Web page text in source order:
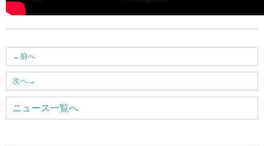
サイトマップ
© Copyright2026 Hokusei Gakuen University.
All rights reserved.
←前へ
次へ→
ニュース一覧へ